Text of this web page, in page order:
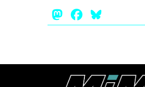
GENERI
MIGRAZIONI
STUDENTI
Mastodon
Facebook